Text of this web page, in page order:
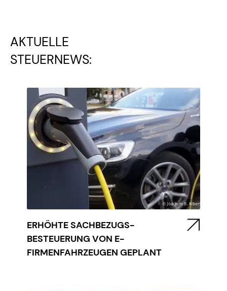
AKTUELLE
STEUERNEWS:
ERHÖHTE SACHBEZUGS-
BESTEUERUNG VON E-
FIRMENFAHRZEUGEN GEPLANT